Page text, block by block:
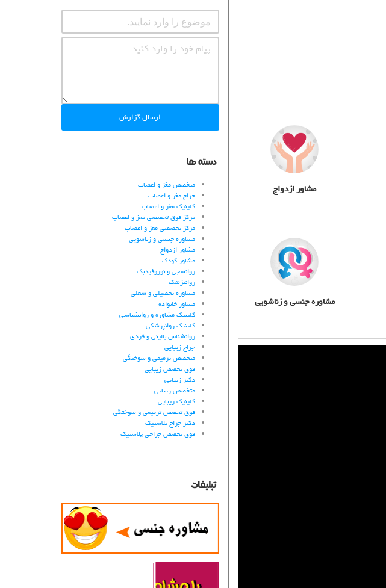
مشاور ازدواج
مشاوره جنسی و زناشویی
ارسال گزارش
دسته ها
متخصص مغز و اعصاب
جراح مغز و اعصاب
کلینیک مغز و اعصاب
مرکز فوق تخصصی مغز و اعصاب
مرکز تخصصی مغز و اعصاب
مشاوره جنسی و زناشویی
مشاور ازدواج
مشاور کودک
روانسجی و نوروفیدبک
روانپزشک
مشاوره تحصیلی و شغلی
مشاور خانواده
کلینیک مشاوره و روانشناسی
کلینیک روانپزشکی
روانشناس بالینی و فردی
جراح زیبایی
متخصص ترمیمی و سوختگی
فوق تخصص زیبایی
دکتر زیبایی
متخصص زیبایی
کلینیک زیبایی
فوق تخصص ترمیمی و سوختگی
دکتر جراح پلاستیک
فوق تخصص جراحی پلاستیک
تبلیغات